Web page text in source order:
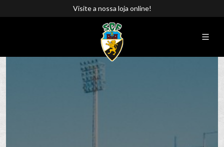
Visite a nossa loja online!